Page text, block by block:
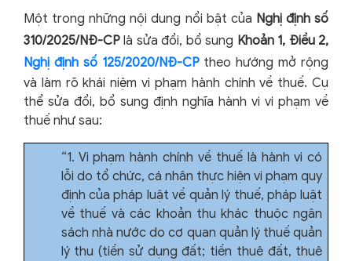
Một trong những nội dung nổi bật của Nghị định số
310/2025/NĐ-CP là sửa đổi, bổ sung Khoản 1, Điều 2,
Nghị định số 125/2020/NĐ-CPtheo hướng mở rộng
và làm rõ khái niệm vi phạm hành chính về thuế. Cụ
thể sửa đổi, bổ sung định nghĩa hành vi vi phạm về
thuế như sau:
“1. Vi phạm hành chính về thuế là hành vi có
lỗi do tổ chức, cá nhân thực hiện vi phạm quy
định của pháp luật về quản lý thuế, pháp luật
về thuế và các khoản thu khác thuộc ngân
sách nhà nước do cơ quan quản lý thuế quản
lý thu (tiền sử dụng đất; tiền thuê đất, thuê